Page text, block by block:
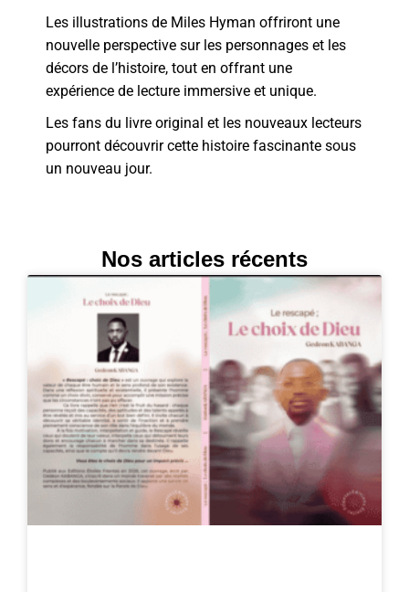
Les illustrations de Miles Hyman offriront une
nouvelle perspective sur les personnages et les
décors de l’histoire, tout en offrant une
expérience de lecture immersive et unique.
Les fans du livre original et les nouveaux lecteurs
pourront découvrir cette histoire fascinante sous
un nouveau jour.
Nos articles récents